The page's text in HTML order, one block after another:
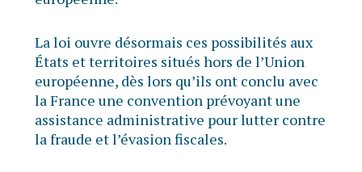
La loi ouvre désormais ces possibilités aux
États et territoires situés hors de l’Union
européenne, dès lors qu’ils ont conclu avec
la France une convention prévoyant une
assistance administrative pour lutter contre
la fraude et l’évasion fiscales.